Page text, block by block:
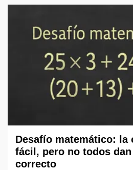
Desafío matemático: la
fácil, pero no todos
correcto